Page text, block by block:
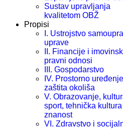
Sustav upravljanja
kvalitetom OBŽ
Propisi
I. Ustrojstvo
uprave
II. Financije i
pravni odnosi
III. Gospodarstvo
IV. Prostorno
zaštita okoliša
V. Obrazovanje,
sport, tehnička kultura
znanost
VI. Zdravstvo i